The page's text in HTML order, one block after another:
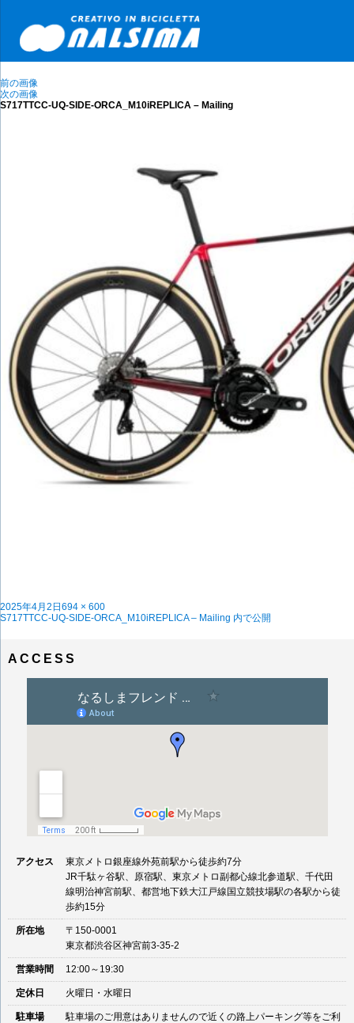
前の画像
次の画像
S717TTCC-UQ-SIDE-ORCA_M10iREPLICA – Mailing
投
稿
2025年4月2日 フ
ル
694 × 600
投
ゲ
S717TTCC-UQ-SIDE-ORCA_M10iREPLICA – Mailing 内で公開
ACCESS
アクセス
東京メトロ銀座線外苑前駅から徒歩約7分
JR千駄ヶ谷駅、原宿駅、東京メトロ副都心線北参道駅、千代田
線明治神宮前駅、都営地下鉄大江戸線国立競技場駅の各駅から徒
歩約15分
所在地
〒150-0001
東京都渋谷区神宮前3-35-2
営業時間 12:00～19:30
定休日 火曜日・水曜日
駐車場
駐車場のご用意はありませんので近くの路上パーキング等をご利